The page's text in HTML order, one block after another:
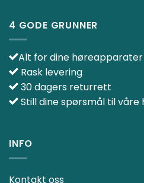
4 GODE GRUNNER
Alt for dine høreapparater
Rask levering
30 dagers returrett
Still dine spørsmål til våre
INFO
Kontakt oss